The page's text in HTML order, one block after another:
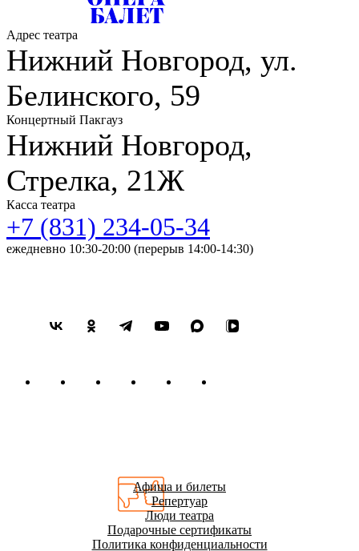
Адрес театра
Нижний Новгород, ул.
Белинского, 59
Концертный Пакгауз
Нижний Новгород,
Стрелка, 21Ж
Касса театра
+7 (831) 234-05-34
ежедневно 10:30-20:00 (перерыв 14:00-14:30)
Афиша и билеты
Репертуар
Люди театра
Подарочные сертификаты
Политика конфиденциальности